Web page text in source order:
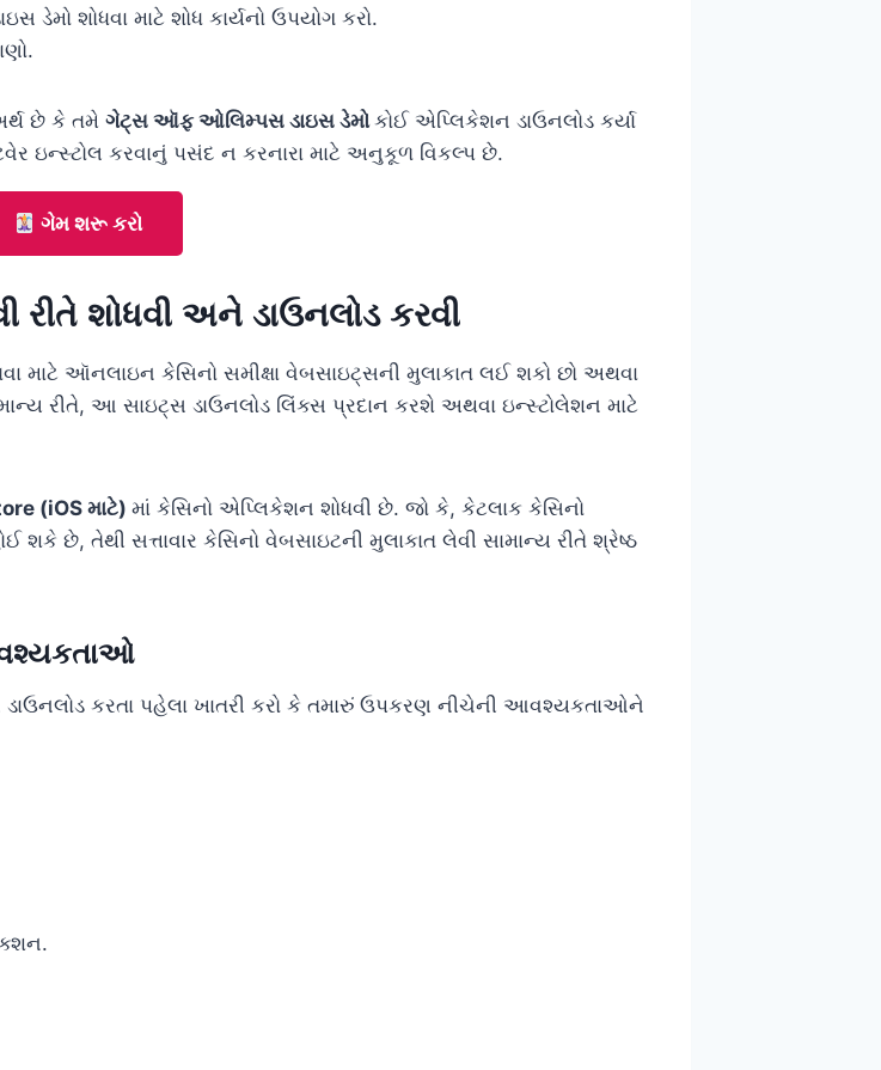
શોધવા માટે શોધ કાર્યનો ઉપયોગ કરો.
છે કે તમે ગેટ્સ ઑફ ઓલિમ્પસ ડાઇસ ડેમોકોઈ એપ્લિકેશન ડાઉનલોડ કર્યા
ઇન્સ્ટોલ કરવાનું પસંદ ન કરનારા માટે અનુકૂળ વિકલ્પ છે.
ગેમ શરૂ કરો
શોધવી અને ડાઉનલોડ કરવી
માટે ઑનલાઇન કેસિનો સમીક્ષા વેબસાઇટ્સની મુલાકાત લઈ શકો છો અથવા
રીતે, આ સાઇટ્સ ડાઉનલોડ લિંક્સ પ્રદાન કરશે અથવા ઇન્સ્ટોલેશન માટે
(iOS માટે) માં કેસિનો એપ્લિકેશન શોધવી છે. જો કે, કેટલાક કેસિનો
છે, તેથી સત્તાવાર કેસિનો વેબસાઇટની મુલાકાત લેવી સામાન્ય રીતે શ્રેષ્ઠ
ડાઉનલોડ કરતા પહેલા ખાતરી કરો કે તમારું ઉપકરણ નીચેની આવશ્યકતાઓને